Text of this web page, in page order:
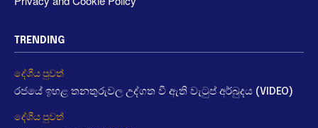
TRENDING
දේශීය පුවත්
රජයේ ඉහළ තනතුරුවල උද්ගත වී ඇති වැටුප් අර්බුදය (VIDEO)
දේශීය පුවත්